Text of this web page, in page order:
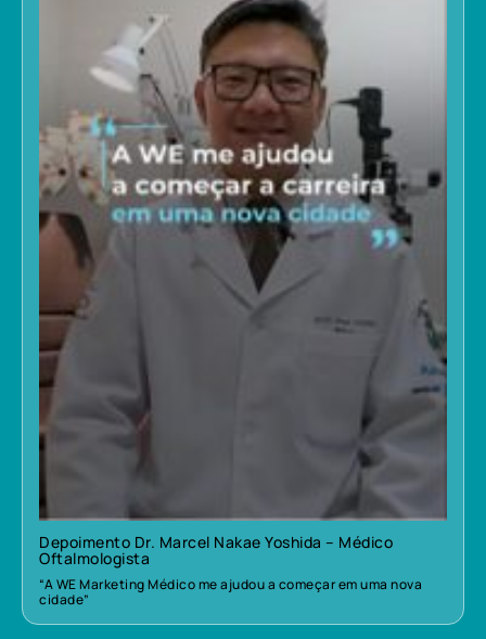
Depoimento Dr. Marcel Nakae Yoshida – Médico
Oftalmologista
“A WE Marketing Médico me ajudou a começar em uma nova
cidade”